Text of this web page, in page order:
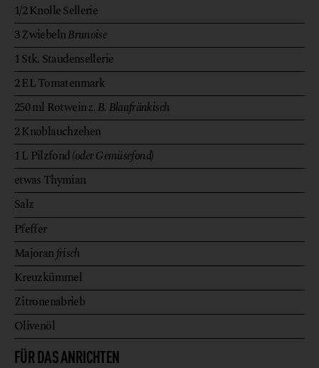
1/2KnolleSellerie
3ZwiebelnBrunoise
1 Stk. Staudensellerie
2ELTomatenmark
250ml Rotweinz. B. Blaufränkisch
2Knoblauchzehen
1 L Pilzfond(oder Gemüsefond)
etwas Thymian
Salz
Pfeffer
Majoranfrisch
Kreuzkümmel
Zitronenabrieb
Olivenöl
FÜR DAS ANRICHTEN